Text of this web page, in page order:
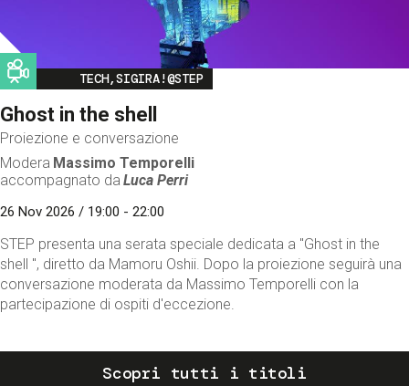
Image
TECH,SIGIRA!@STEP
Ghost in the shell
Proiezione e conversazione
Modera Massimo Temporelli
accompagnato da Luca Perri
26 Nov 2026 / 19:00 - 22:00
STEP presenta una serata speciale dedicata a "Ghost in the
shell ", diretto da Mamoru Oshii. Dopo la proiezione seguirà una
conversazione moderata da Massimo Temporelli con la
partecipazione di ospiti d'eccezione.
Scopri tutti i titoli